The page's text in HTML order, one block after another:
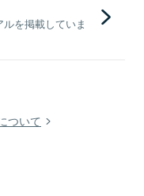
を掲載していま
ついて